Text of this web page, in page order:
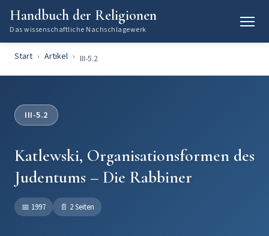
Handbuch der Religionen
Das wissenschaftliche Nachschlagewerk
Start Artikel III-5.2
III-5.2
Katlewski, Organisationsformen des
Judentums – Die Rabbiner
📅 1997 📄 2 Seiten